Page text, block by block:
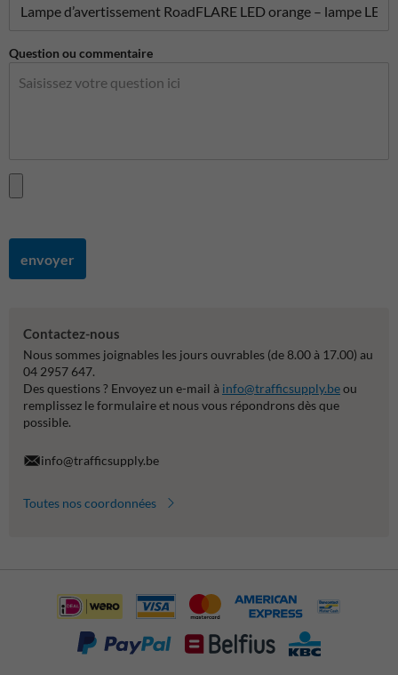
Question ou commentaire
envoyer
Contactez-nous
Nous sommes joignables les jours ouvrables (de 8.00 à 17.00) au
04 2957 647.
Des questions ? Envoyez un e-mail à info@trafficsupply.beou
remplissez le formulaire et nous vous répondrons dès que
possible.
info@trafficsupply.be
Toutes nos coordonnées